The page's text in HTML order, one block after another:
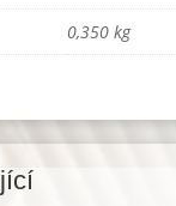
0,350 kg